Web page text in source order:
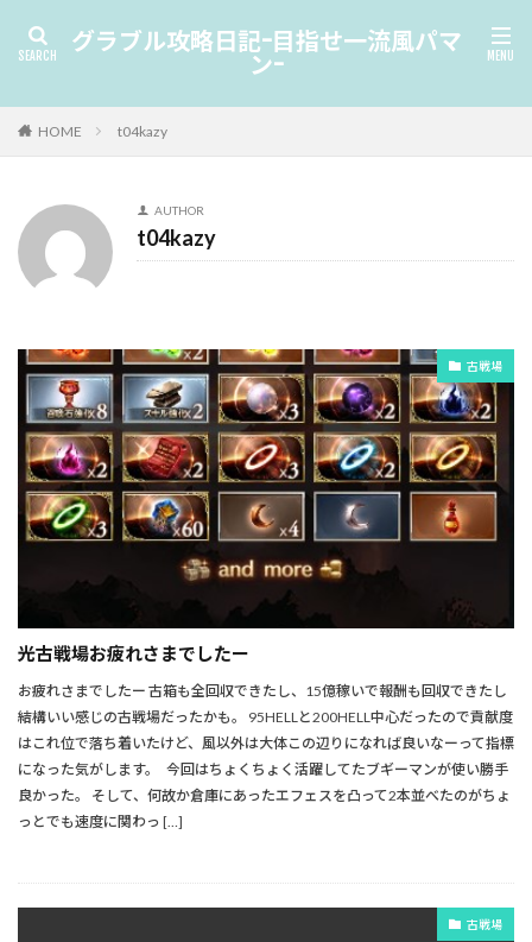
グラブル攻略日記-目指せ一流風パマ
ン-
HOME t04kazy
AUTHOR
t04kazy
古戦場
光古戦場お疲れさまでしたー
お疲れさまでしたー 古箱も全回収できたし、15億稼いで報酬も回収できたし
結構いい感じの古戦場だったかも。 95HELLと200HELL中心だったので貢献度
はこれ位で落ち着いたけど、風以外は大体この辺りになれば良いなーって指標
になった気がします。 今回はちょくちょく活躍してたブギーマンが使い勝手
良かった。 そして、何故か倉庫にあったエフェスを凸って2本並べたのがちょ
っとでも速度に関わっ […]
古戦場